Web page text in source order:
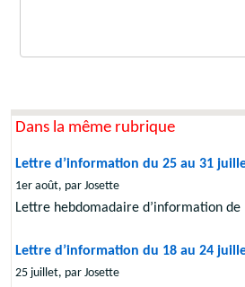
Dans la même rubrique
Lettre d’information du 25 au 31
1er août, par Josette
Lettre hebdomadaire d’information de
Lettre d’information du 18 au 24
25 juillet, par Josette